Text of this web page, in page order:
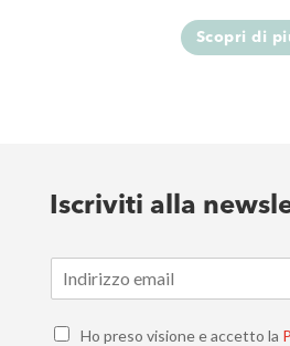
Scopri di
Iscriviti alla
m
C
Ho preso visione e accetto la